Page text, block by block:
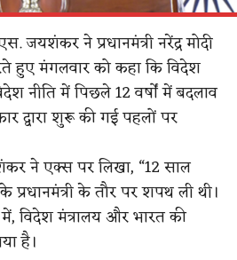
जयशंकर ने प्रधानमंत्री नरेंद्र मोदी
हुए मंगलवार को कहा कि विदेश
नीति में पिछले 12 वर्षों में बदलाव
द्वारा शुरू की गई पहलों पर
ने एक्स पर लिखा, “12 साल
प्रधानमंत्री के तौर पर शपथ ली थी।
विदेश मंत्रालय और भारत की
है।